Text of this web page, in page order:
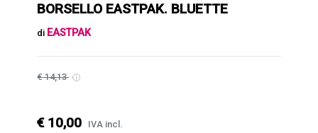
BORSELLO EASTPAK. BLUETTE
di EASTPAK
€ 14,13
€ 10,00 IVA incl.